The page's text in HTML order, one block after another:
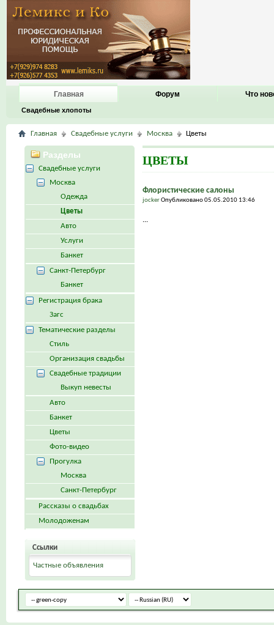
Главная
Свадебные хлопоты
Форум Что
Главная Свадебные услуги Москва Цветы
ЦВЕТЫ
Флористические салоны
jockerОпубликовано 05.05.2010 13:46
...
Разделы
Свадебные услуги
Москва
Одежда
Цветы
Авто
Услуги
Банкет
Санкт-Петербург
Банкет
Регистрация брака
Загс
Тематические разделы
Стиль
Организация свадьбы
Свадебные традиции
Выкуп невесты
Авто
Банкет
Цветы
Фото-видео
Прогулка
Москва
Санкт-Петербург
Рассказы о свадьбах
Молодоженам
Ссылки
Частные объявления